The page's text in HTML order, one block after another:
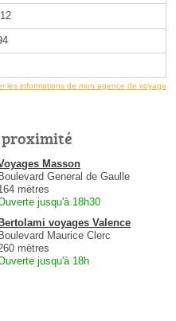
les informations de mon agence de voyage
proximité
Masson
Boulevard General de Gaulle
mètres
jusqu'à 18h30
Bertolami voyages Valence
Boulevard Maurice Clerc
mètres
jusqu'à 18h